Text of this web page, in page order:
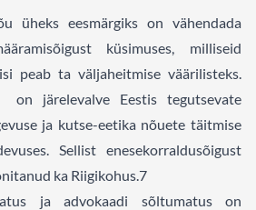
üheks eesmärgiks on vähendada
küsimuses, milliseid
peab ta väljaheitmise väärilisteks.
järelevalve Eestis tegutsevate
ja kutse-eetika nõuete täitmise
Sellist enesekorraldusõigust
ka Riigikohus. 7
ja advokaadi sõltumatus on